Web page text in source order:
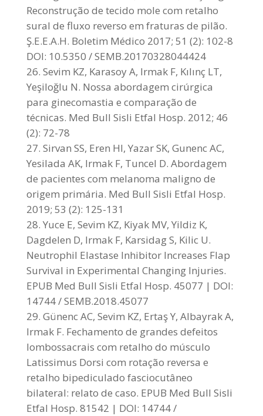
Reconstrução de tecido mole com retalho
sural de fluxo reverso em fraturas de pilão.
Ş.E.E.A.H. Boletim Médico 2017; 51 (2): 102-8
DOI: 10.5350 / SEMB.20170328044424
Sevim KZ, Karasoy A, Irmak F, Kılınç LT,
Yeşiloğlu N. Nossa abordagem cirúrgica
para ginecomastia e comparação de
técnicas. Med Bull Sisli Etfal Hosp. 2012; 46
(2): 72-78
Sirvan SS, Eren HI, Yazar SK, Gunenc AC,
Yesilada AK, Irmak F, Tuncel D. Abordagem
de pacientes com melanoma maligno de
origem primária. Med Bull Sisli Etfal Hosp.
2019; 53 (2): 125-131
Yuce E, Sevim KZ, Kiyak MV, Yildiz K,
Dagdelen D, Irmak F, Karsidag S, Kilic U.
Neutrophil Elastase Inhibitor Increases Flap
Survival in Experimental Changing Injuries.
EPUB Med Bull Sisli Etfal Hosp. 45077 | DOI:
14744 / SEMB.2018.45077
Günenc AC, Sevim KZ, Ertaş Y, Albayrak A,
Irmak F. Fechamento de grandes defeitos
lombossacrais com retalho do músculo
Latissimus Dorsi com rotação reversa e
retalho bipediculado fasciocutâneo
bilateral: relato de caso. EPUB Med Bull Sisli
Etfal Hosp. 81542 | DOI: 14744 /